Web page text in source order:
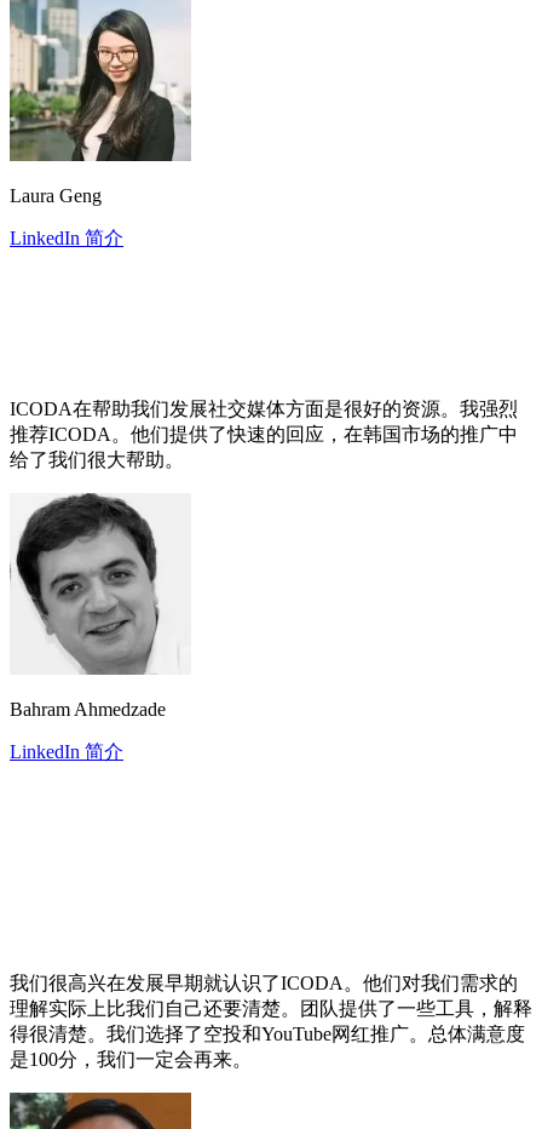
Laura Geng
LinkedIn 简介
ICODA在帮助我们发展社交媒体方面是很好的资源。我强烈
推荐ICODA。他们提供了快速的回应，在韩国市场的推广中
给了我们很大帮助。
Bahram Ahmedzade
LinkedIn 简介
我们很高兴在发展早期就认识了ICODA。他们对我们需求的
理解实际上比我们自己还要清楚。团队提供了一些工具，解释
得很清楚。我们选择了空投和YouTube网红推广。总体满意度
是100分，我们一定会再来。